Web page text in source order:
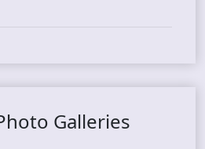
Galleries